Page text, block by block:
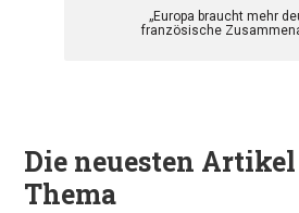
„Europa braucht mehr
französische
Die neuesten
Thema